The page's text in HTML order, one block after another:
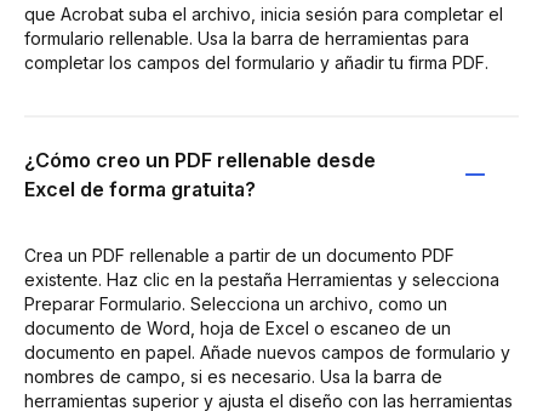
que Acrobat suba el archivo, inicia sesión para completar el
formulario rellenable. Usa la barra de herramientas para
completar los campos del formulario y añadir tu firma PDF.
¿Cómo creo un PDF rellenable desde
Excel de forma gratuita?
Crea un PDF rellenable a partir de un documento PDF
existente. Haz clic en la pestaña Herramientas y selecciona
Preparar Formulario. Selecciona un archivo, como un
documento de Word, hoja de Excel o escaneo de un
documento en papel. Añade nuevos campos de formulario y
nombres de campo, si es necesario. Usa la barra de
herramientas superior y ajusta el diseño con las herramientas